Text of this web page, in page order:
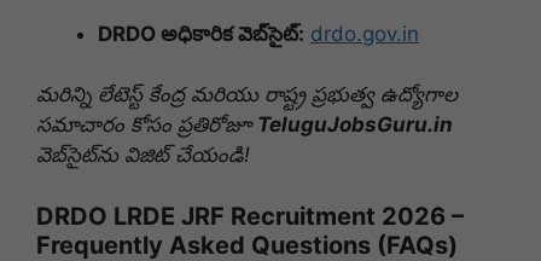
DRDO అధికారిక వెబ్‌సైట్: drdo.gov.in
మరిన్ని లేటెస్ట్ కేంద్ర మరియు రాష్ట్ర ప్రభుత్వ ఉద్యోగాల
సమాచారం కోసం ప్రతిరోజూ TeluguJobsGuru.in
వెబ్‌సైట్‌ను విజిట్ చేయండి!
DRDO LRDE JRF Recruitment 2026 –
Frequently Asked Questions (FAQs)